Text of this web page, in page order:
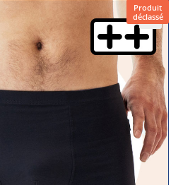
Produit
déclassé